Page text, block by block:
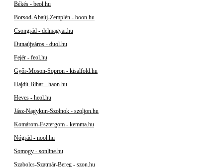
Békés - beol.hu
Borsod-Abaúj-Zemplén - boon.hu
Csongrád - delmagyar.hu
Dunaújváros - duol.hu
Fejér - feol.hu
Győr-Moson-Sopron - kisalfold.hu
Hajdú-Bihar - haon.hu
Heves - heol.hu
Jász-Nagykun-Szolnok - szoljon.hu
Komárom-Esztergom - kemma.hu
Nógrád - nool.hu
Somogy - sonline.hu
Szabolcs-Szatmár-Bereg - szon.hu